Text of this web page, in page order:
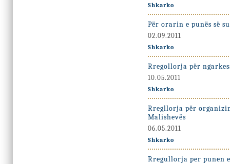
Shkarko
Për orarin e punës së
02.09.2011
Shkarko
Rregollorja për
10.05.2011
Shkarko
Rregllorja për
Malishevës
06.05.2011
Shkarko
Rregullorja per punen